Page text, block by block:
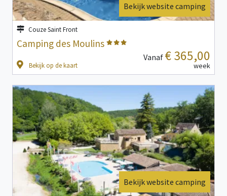
Bekijk website camping
Couze Saint Front
Camping des Moulins
Bekijk op de kaart
Vanaf € 365,00
week
Bekijk website camping